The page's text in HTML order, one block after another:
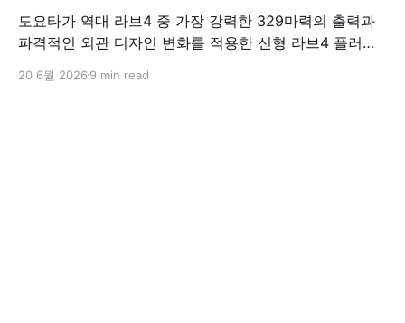
도요타가 역대 라브4 중 가장 강력한 329마력의 출력과
파격적인 외관 디자인 변화를 적용한 신형 라브4 플러그
충전이 가능하고 전기 모드로만 70km 이상 주행할 수 있
20 6월 2026 9 min read